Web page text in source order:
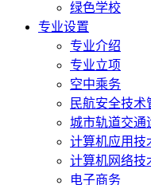
绿色学校
专业设置
专业介绍
专业立项
空中乘务
民航安全技术
城市轨道交通
计算机应用技
计算机网络技
电子商务